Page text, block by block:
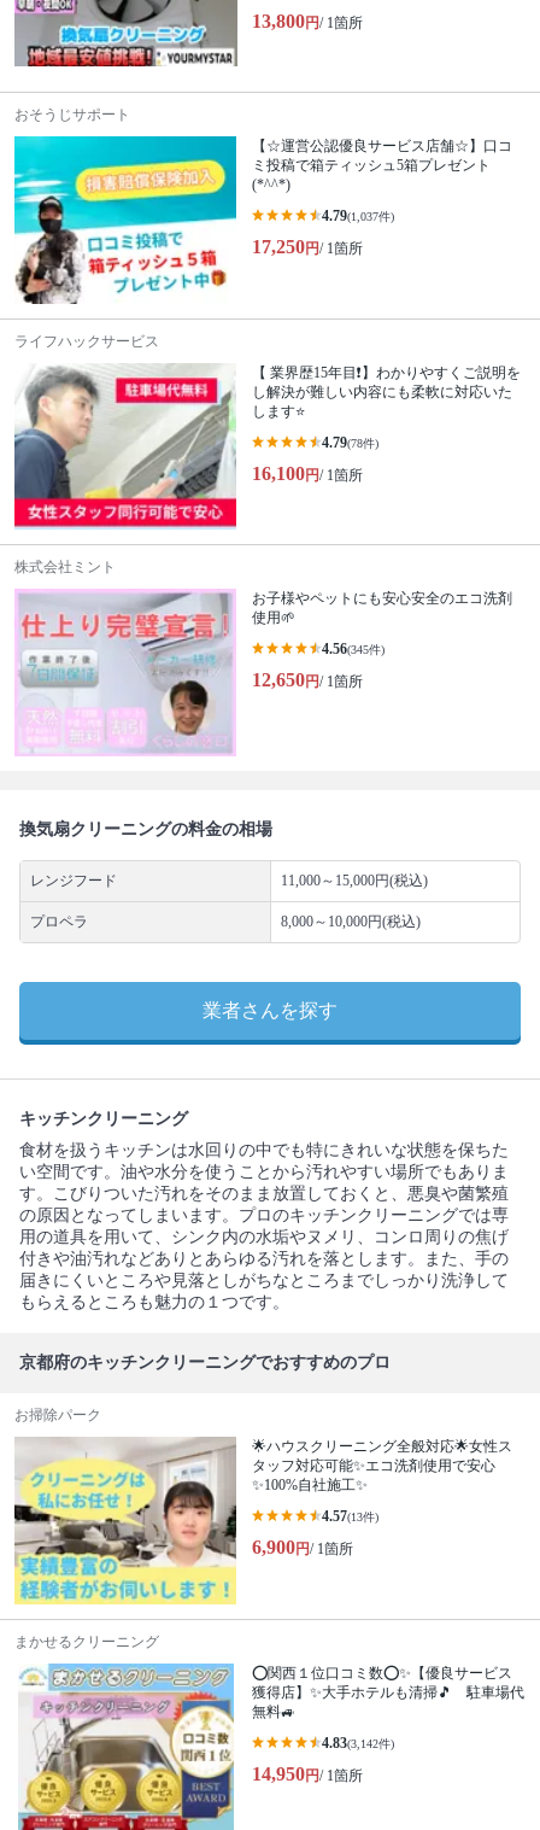
13,800円/ 1箇所
おそうじサポート
【☆運営公認優良サービス店舗☆】口コ
ミ投稿で箱ティッシュ5箱プレゼント
(*^^*)
4.79(1,037件)
17,250円/ 1箇所
ライフハックサービス
【 業界歴15年目❗️】わかりやすくご説明を
し解決が難しい内容にも柔軟に対応いた
します⭐️
4.79(78件)
16,100円/ 1箇所
株式会社ミント
お子様やペットにも安心安全のエコ洗剤
使用🌱
4.56(345件)
12,650円/ 1箇所
換気扇クリーニングの料金の相場
レンジフード 11,000～15,000円(税込)
プロペラ 8,000～10,000円(税込)
業者さんを探す
キッチンクリーニング
食材を扱うキッチンは水回りの中でも特にきれいな状態を保ちた
い空間です。油や水分を使うことから汚れやすい場所でもありま
す。こびりついた汚れをそのまま放置しておくと、悪臭や菌繁殖
の原因となってしまいます。プロのキッチンクリーニングでは専
用の道具を用いて、シンク内の水垢やヌメリ、コンロ周りの焦げ
付きや油汚れなどありとあらゆる汚れを落とします。また、手の
届きにくいところや見落としがちなところまでしっかり洗浄して
もらえるところも魅力の１つです。
京都府のキッチンクリーニングでおすすめのプロ
お掃除パーク
🌟ハウスクリーニング全般対応🌟女性ス
タッフ対応可能✨エコ洗剤使用で安心
✨100%自社施工✨
4.57(13件)
6,900円/ 1箇所
まかせるクリーニング
⭕関西１位口コミ数⭕✨【優良サービス
獲得店】✨大手ホテルも清掃🎵 駐車場代
無料🚙
4.83(3,142件)
14,950円/ 1箇所